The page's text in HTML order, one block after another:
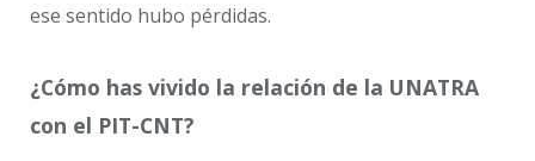
ese sentido hubo pérdidas.
¿Cómo has vivido la relación de la UNATRA
con el PIT-CNT?